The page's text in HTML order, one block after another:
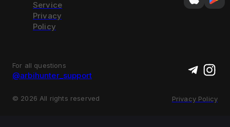
Service
Privacy
Policy
For all questions
@arbihunter_support
© 2026 All rights reserved Privacy Policy